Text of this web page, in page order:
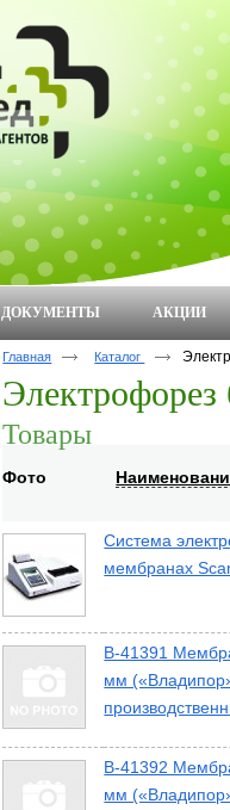
ДОКУМЕНТЫ АКЦИИ
Главная Каталог
Электрофорез
Товары
Фото
Система
мембранах
В-41391
мм
В-41392
мм